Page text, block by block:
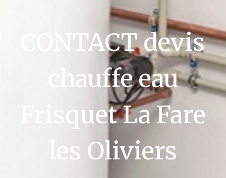
CONTACT devis
chauffe eau
Frisquet La Fare
les Oliviers